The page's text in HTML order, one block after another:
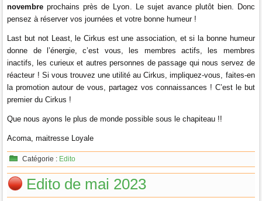
novembre prochains près de Lyon. Le sujet avance plutôt bien. Donc
pensez à réserver vos journées et votre bonne humeur !
Last but not Least, le Cirkus est une association, et si la bonne humeur
donne de l’énergie, c’est vous, les membres actifs, les membres
inactifs, les curieux et autres personnes de passage qui nous servez de
réacteur ! Si vous trouvez une utilité au Cirkus, impliquez-vous, faites-en
la promotion autour de vous, partagez vos connaissances ! C’est le but
premier du Cirkus !
Que nous ayons le plus de monde possible sous le chapiteau !!
Acoma, maitresse Loyale
Catégorie : Edito
Edito de mai 2023